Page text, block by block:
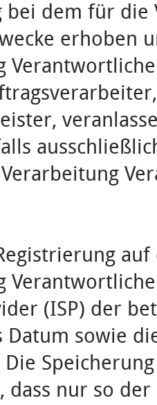
bei dem für
erhoben
(ISP) der
Datum sowie
Die
dass nur so